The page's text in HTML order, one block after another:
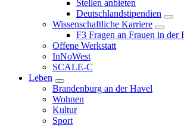
Stellen anbieten
Deutschlandstipendien
Wissenschaftliche Karriere
F3 Fragen an Frauen in der
Offene Werkstatt
InNoWest
SCALE-C
Leben
Brandenburg an der Havel
Wohnen
Kultur
Sport